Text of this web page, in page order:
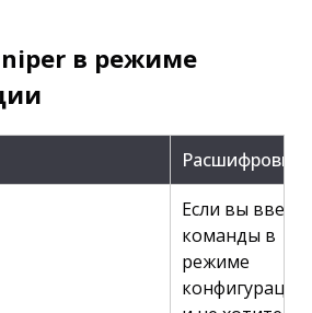
в режиме
Расшифровка
Если вы ввели
команды в
режиме
конфигурации,